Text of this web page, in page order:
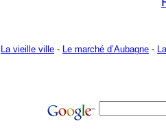
La vieille ville - Le marché d’Aubagne -